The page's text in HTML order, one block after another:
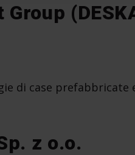
di case
z o.o.